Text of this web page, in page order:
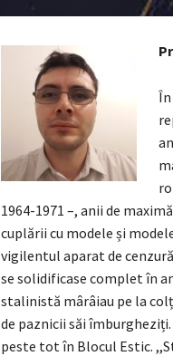
1964-1971 –, anii de
cuplării cu modele și
vigilentul aparat de
se solidificase complet în
stalinistă mârâiau pe la
de paznicii săi
peste tot în Blocul Estic.